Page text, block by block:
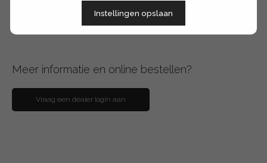
Meer informatie en online bestellen?
Vraag een dealer login aan
Instellingen opslaan